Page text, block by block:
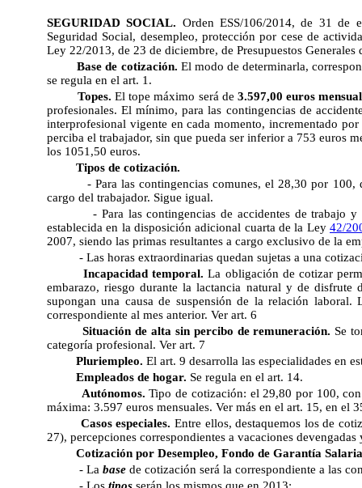
SEGURIDAD SOCIAL. Orden ESS/106/2014, de 31 de
Seguridad Social, desempleo, protección por cese de
Ley 22/2013, de 23 de diciembre, de Presupuestos Generales
Base de cotización. El modo de determinarla,
se regula en el art. 1.
Topes. El tope máximo será de 3.597,00 euros
profesionales. El mínimo, para las contingencias de
interprofesional vigente en cada momento, incrementado
perciba el trabajador, sin que pueda ser inferior a 753 euros
los 1051,50 euros.
Tipos de cotización.
- Para las contingencias comunes, el 28,30 por
cargo del trabajador. Sigue igual.
- Para las contingencias de accidentes de trabajo
establecida en la disposición adicional cuarta de la Ley 42/
2007, siendo las primas resultantes a cargo exclusivo de la
- Las horas extraordinarias quedan sujetas a una
Incapacidad temporal. La obligación de cotizar
embarazo, riesgo durante la lactancia natural y de disfrute
supongan una causa de suspensión de la relación
correspondiente al mes anterior. Ver art. 6
Situación de alta sin percibo de remuneración. Se
categoría profesional. Ver art. 7
Pluriempleo. El art. 9 desarrolla las especialidades en
Empleados de hogar. Se regula en el art. 14.
Autónomos. Tipo de cotización: el 29,80 por 100,
máxima: 3.597 euros mensuales. Ver más en el art. 15, en el
Casos especiales. Entre ellos, destaquemos los de
27), percepciones correspondientes a vacaciones
Cotización por Desempleo, Fondo de Garantía
- La base de cotización será la correspondiente a las
- Los tipos serán los mismos que en 2013: